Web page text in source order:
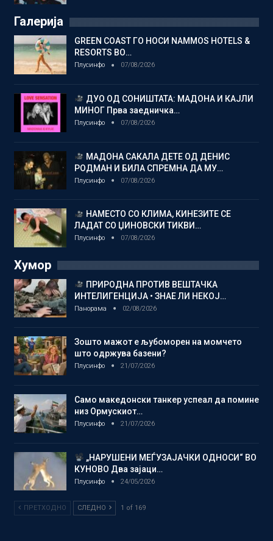
Галерија
GREEN COAST ГО НОСИ NAMMOS HOTELS &
RESORTS ВО…
Плусинфо 07/08/2026
ДУО ОД СОНИШТАТА: МАДОНА И КАЈЛИ
МИНОГ Прва заедничка…
Плусинфо 07/08/2026
МАДОНА САКАЛА ДЕТЕ ОД ДЕНИС
РОДМАН И БИЛА СПРЕМНА ДА МУ…
Плусинфо 07/08/2026
НАМЕСТО СО КЛИМА, КИНЕЗИТЕ СЕ
ЛАДАТ СО ЏИНОВСКИ ТИКВИ…
Плусинфо 07/08/2026
Хумор
ПРИРОДНА ПРОТИВ ВЕШТАЧКА
ИНТЕЛИГЕНЦИЈА • ЗНАЕ ЛИ НЕКОЈ…
Панорама 02/08/2026
Зошто мажот е љубоморен на момчето
што одржува базени?
Плусинфо 21/07/2026
Само македонски танкер успеал да помине
низ Ормускиот…
Плусинфо 21/07/2026
„НАРУШЕНИ МЕЃУЗАЈАЧКИ ОДНОСИ“ ВО
КУНОВО Два зајаци…
Плусинфо 24/05/2026
ПРЕТХОДНО СЛЕДНО 1 of 169